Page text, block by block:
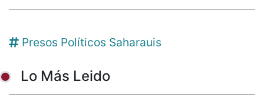
Presos Políticos Saharauis
Lo Más Leido